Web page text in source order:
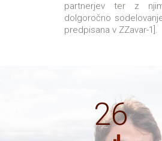
partnerjev ter z
dolgoročno
predpisana v ZZavar-1].
26